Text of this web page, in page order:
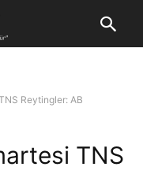
Reytingler: AB
TNS